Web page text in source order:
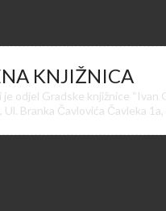
KNJIŽNICA
je odjel Gradske knjižnice “Ivan
Ul. Branka Čavlovića Čavleka